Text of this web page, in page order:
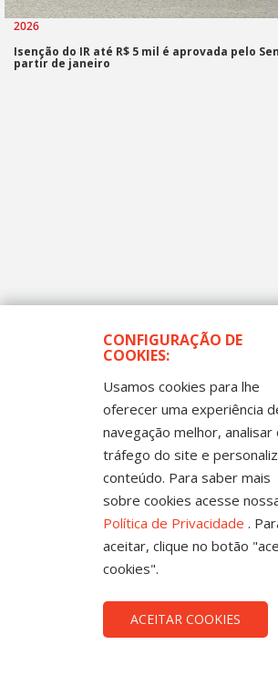
CONFIGURAÇÃO DE
COOKIES:
Usamos cookies para lhe
oferecer uma experiência
navegação melhor, analisar
tráfego do site e
conteúdo. Para saber mais
sobre cookies acesse
Política de Privacidade .
aceitar, clique no botão
cookies".
ACEITAR COOKIES
2026
Isenção do IR até R$ 5 mil é aprovada pelo
partir de janeiro